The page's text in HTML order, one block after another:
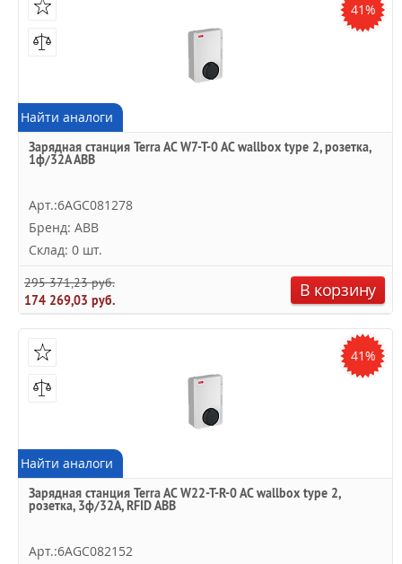
41%
Найти аналоги
Зарядная станция Terra AC W7-T-0 AC wallbox type 2, розетка,
1ф/32A ABB
Арт.:6AGC081278
Бренд: ABB
Склад: 0 шт.
295 371,23 руб.
174 269,03 руб.
В корзину
41%
Найти аналоги
Зарядная станция Terra AC W22-T-R-0 AC wallbox type 2,
розетка, 3ф/32A, RFID ABB
Арт.:6AGC082152